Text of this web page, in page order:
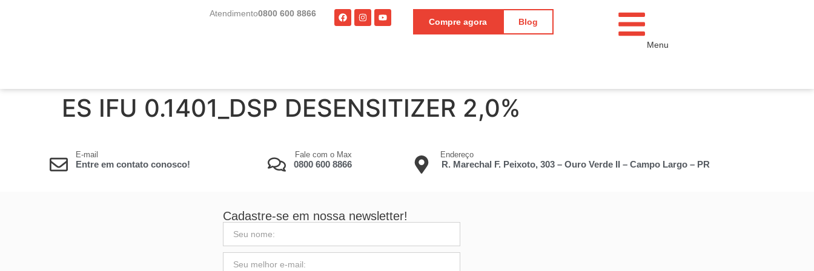
Atendimento0800 600 8866
Compre agora
Blog
Menu
ES IFU 0.1401_DSP DESENSITIZER 2,0%
E-mail
Entre em contato conosco!
Fale com o Max
0800 600 8866
Endereço
R. Marechal F. Peixoto, 303 – Ouro Verde II – Campo Largo – PR
Cadastre-se em nossa newsletter!